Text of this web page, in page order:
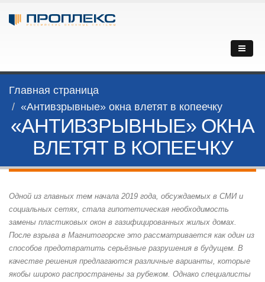
Главная страница
«Антивзрывные» окна влетят в копеечку
«АНТИВЗРЫВНЫЕ» ОКНА
ВЛЕТЯТ В КОПЕЕЧКУ
Одной из главных тем начала 2019 года, обсуждаемых в СМИ и
социальных сетях, стала гипотетическая необходимость
замены пластиковых окон в газифицированных жилых домах.
После взрыва в Магнитогорске это рассматривается как один из
способов предотвратить серьёзные разрушения в будущем. В
качестве решения предлагаются различные варианты, которые
якобы широко распространены за рубежом. Однако специалисты